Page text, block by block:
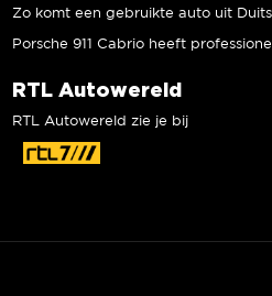
RTL Autowereld
RTL Autowereld zie je bij